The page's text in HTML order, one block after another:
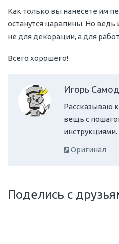
Как только вы нанесете им
останутся царапины. Но ведь
не для декорации, а для
Всего хорошего!
Игорь
Рассказываю
вещь с
инструкциями.
Оригинал
Поделись с